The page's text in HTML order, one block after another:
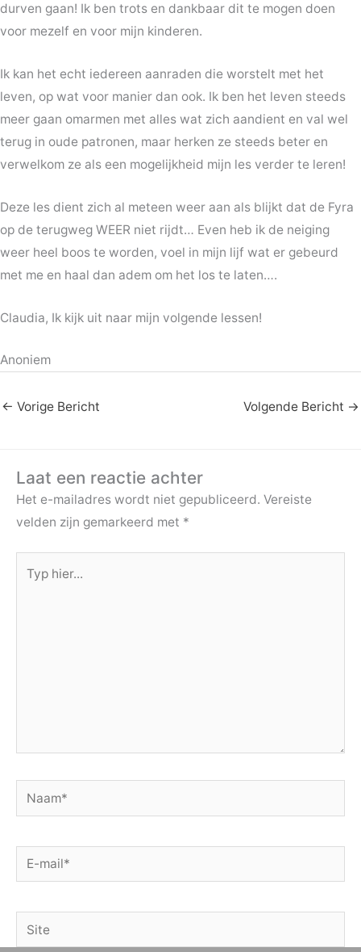
durven gaan! Ik ben trots en dankbaar dit te mogen doen
voor mezelf en voor mijn kinderen.
Ik kan het echt iedereen aanraden die worstelt met het
leven, op wat voor manier dan ook. Ik ben het leven steeds
meer gaan omarmen met alles wat zich aandient en val wel
terug in oude patronen, maar herken ze steeds beter en
verwelkom ze als een mogelijkheid mijn les verder te leren!
Deze les dient zich al meteen weer aan als blijkt dat de Fyra
op de terugweg WEER niet rijdt… Even heb ik de neiging
weer heel boos te worden, voel in mijn lijf wat er gebeurd
met me en haal dan adem om het los te laten….
Claudia, Ik kijk uit naar mijn volgende lessen!
Anoniem
← Vorige Bericht Volgende Bericht →
Laat een reactie achter
Het e-mailadres wordt niet gepubliceerd. Vereiste
velden zijn gemarkeerd met *
hier...
Naam*
E-
mail*
Site